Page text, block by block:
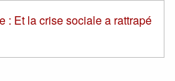
: Et la crise sociale a rattrapé